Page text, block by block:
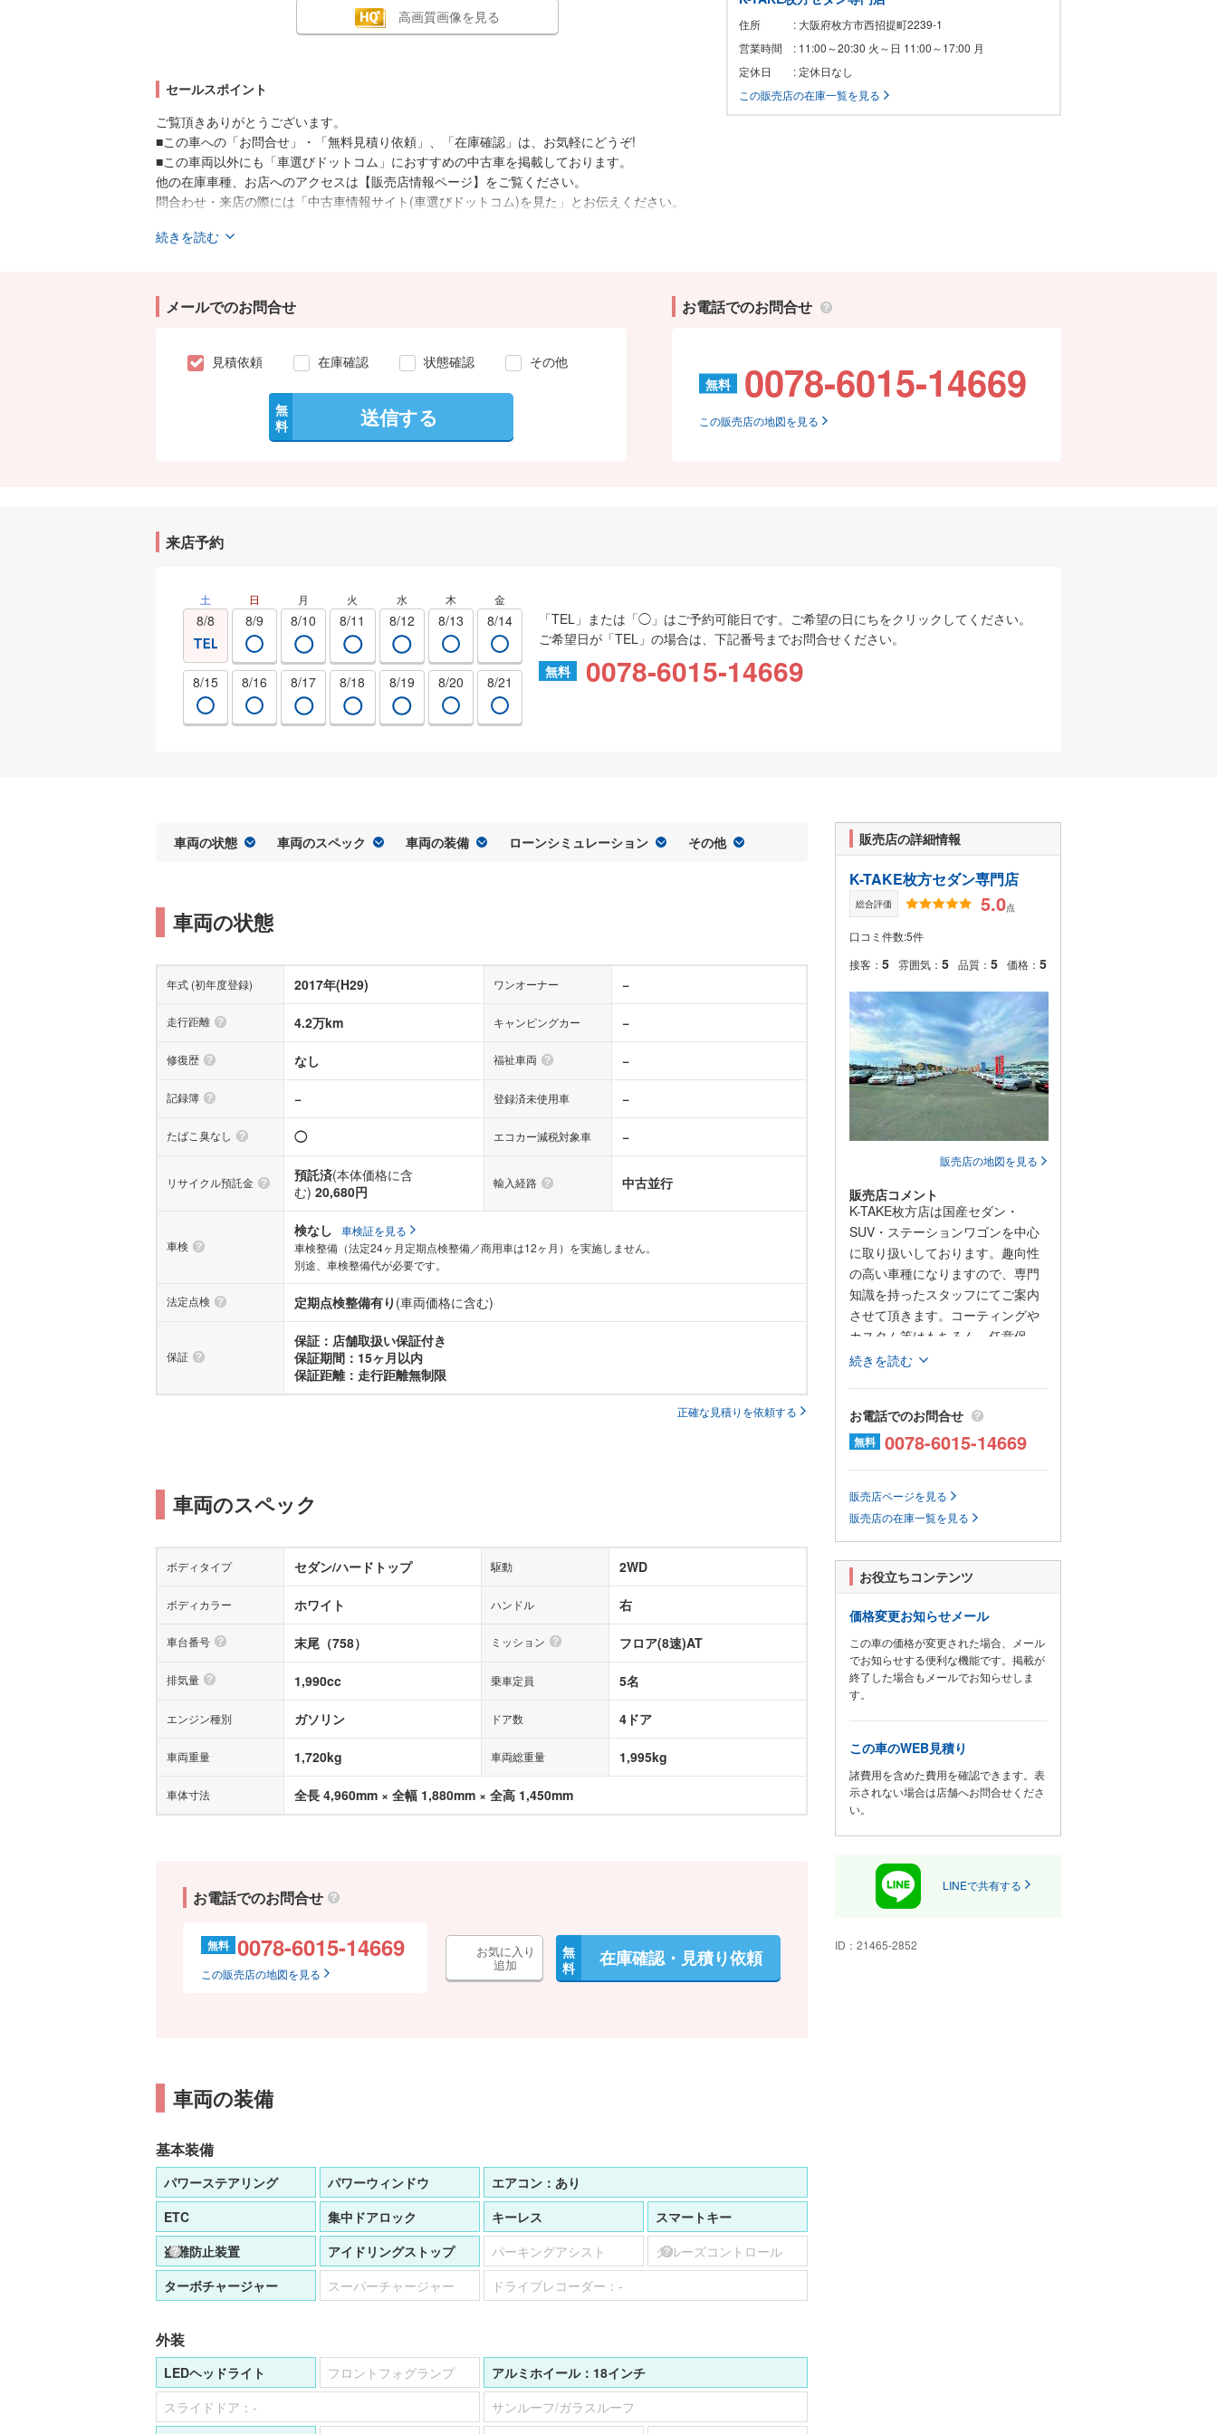
高画質画像を見る
セールスポイント
ご覧頂きありがとうございます。
■この車への「お問合せ」・「無料見積り依頼」、「在庫確認」は、お気軽にどうぞ!
■この車両以外にも「車選びドットコム」におすすめの中古車を掲載しております。
他の在庫車種、お店へのアクセスは【販売店情報ページ】をご覧ください。
問合わせ・来店の際には「中古車情報サイト(車選びドットコム)を見た」とお伝えください。
無をご確認ください。
続きを読む
住所
: 大阪府枚方市西招提町2239-1
営業時間
: 11:00～20:30 火～日 11:00～17:00 月
定休日
: 定休日なし
この販売店の在庫一覧を見る
メールでのお問合せ
見積依頼 在庫確認 状態確認 その他
無
料
送信する
お電話でのお問合せ
無料 0078-6015-14669
この販売店の地図を見る
来店予約
土 日 月 火 水 木 金
8/8 8/9 8/10 8/11 8/12 8/13 8/14
8/15 8/16 8/17 8/18 8/19 8/20 8/21
「TEL」または「◯」はご予約可能日です。ご希望の日にちをクリックしてください。
ご希望日が「TEL」の場合は、下記番号までお問合せください。
無料
0078-6015-14669
車両の状態 車両のスペック 車両の装備 ローンシミュレーション その他
車両の状態
年式 (初年度登録) 2017年(H29) ワンオーナー −
走行距離 4.2万km キャンピングカー −
修復歴 なし 福祉車両 −
記録簿 − 登録済未使用車 −
たばこ臭なし ◯ エコカー減税対象車 −
リサイクル預託金 預託済(本体価格に含
む) 20,680円
輸入経路 中古並行
車検
検なし
車検証を見る
車検整備（法定24ヶ月定期点検整備／商用車は12ヶ月）を実施しません。
別途、車検整備代が必要です。
法定点検 定期点検整備有り (車両価格に含む)
保証
保証：店舗取扱い保証付き
保証期間：15ヶ月以内
保証距離：走行距離無制限
正確な見積りを依頼する
車両のスペック
ボディタイプ セダン/ハードトップ 駆動 2WD
ボディカラー ホワイト ハンドル 右
車台番号 末尾（758） ミッション フロア(8速)AT
排気量 1,990cc 乗車定員 5名
エンジン種別 ガソリン ドア数 4ドア
車両重量 1,720kg 車両総重量 1,995kg
車体寸法 全長 4,960mm × 全幅 1,880mm × 全高 1,450mm
お電話でのお問合せ
無料 0078-6015-14669
この販売店の地図を見る
お気に入り
追加
無
料
在庫確認・見積り依頼
車両の装備
基本装備
パワーステアリング パワーウィンドウ エアコン： あり
ETC
集中ドアロック キーレス
スマートキー
盗難防止装置
アイドリングストップ パーキングアシスト
クルーズコントロール
ターボチャージャー
スーパーチャージャー ドライブレコーダー： -
外装
LEDヘッドライト フロントフォグランプ アルミホイール： 18インチ
スライドドア： -
サンルーフ/ガラスルーフ
販売店の詳細情報
K-TAKE枚方セダン専門店
総合評価 5.0点
口コミ件数:5件
接客： 5 雰囲気： 5 品質： 5 価格： 5
販売店の地図を見る
販売店コメント
K-TAKE枚方店は国産セダン・
SUV・ステーションワゴンを中心
に取り扱いしております。趣向性
の高い車種になりますので、専門
知識を持ったスタッフにてご案内
させて頂きます。コーティングや
カスタム等はもちろん、任意保
険、オートローンまで安心のカー
店ですべて行えますのでご安心く
ださい。当社は全国のオークショ
上の中古車を当店でご商談、ご契
約、ご納車可能です!
☆明るい店内☆
商談席は4席を用意しております☆
お客様にくつろいでいただきなが
ら、車両を丁寧にご案内させて頂
きます。
リードリンクもご用意しておりま
すので、お子様をごゆっくりお過
ごし頂けます。
☆カー用品・雑誌コーナー☆
ンや食べ物・関西の情報など準備
しております☆カー用品の取り扱
◎コロナ対策として
続きを読む
お電話でのお問合せ
無料 0078-6015-14669
販売店ページを見る
販売店の在庫一覧を見る
お役立ちコンテンツ
価格変更お知らせメール
この車の価格が変更された場合、メール
でお知らせする便利な機能です。掲載が
終了した場合もメールでお知らせしま
す。
この車のWEB見積り
諸費用を含めた費用を確認できます。表
示されない場合は店舗へお問合せくださ
い。
LINEで共有する
ID： 21465-2852